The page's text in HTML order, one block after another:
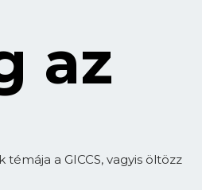
az
a GICCS, vagyis öltözz